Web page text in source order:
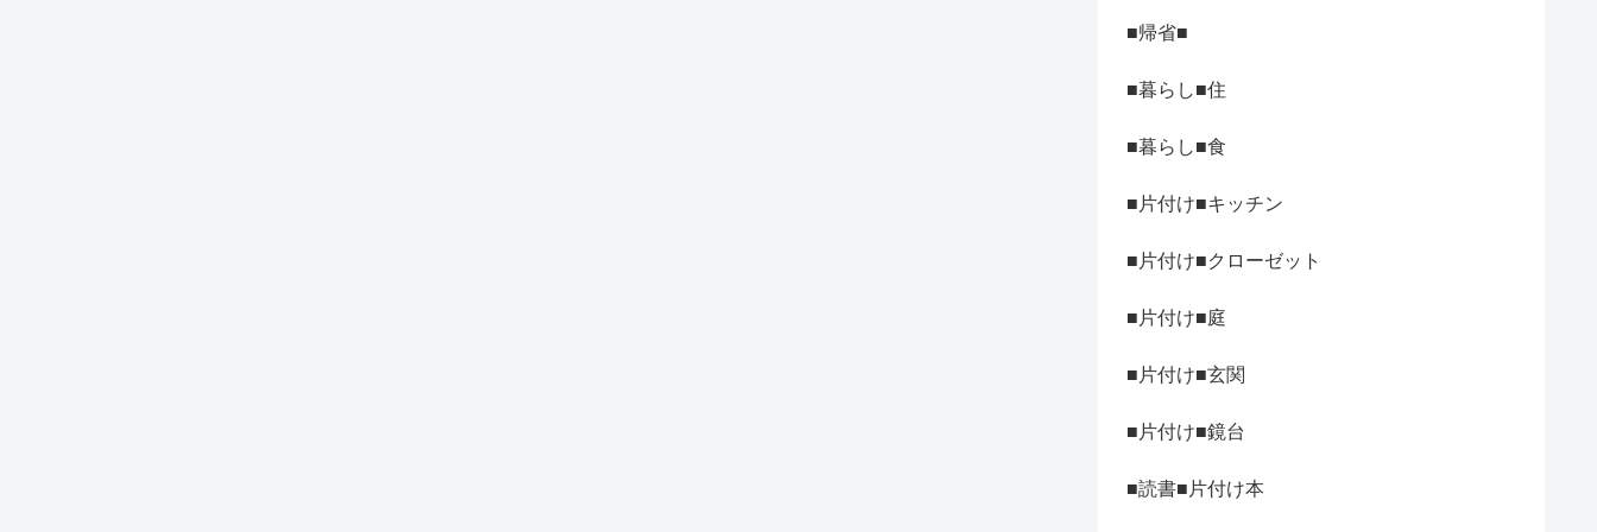
■帰省■
■暮らし■住
■暮らし■食
■片付け■キッチン
■片付け■クローゼット
■片付け■庭
■片付け■玄関
■片付け■鏡台
■読書■片付け本